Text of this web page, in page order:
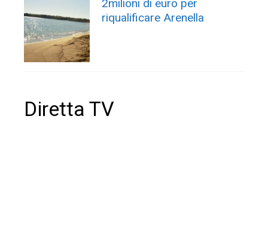
2milioni di euro per
riqualificare Arenella
Diretta TV